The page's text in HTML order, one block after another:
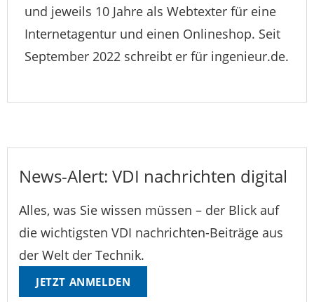
und jeweils 10 Jahre als Webtexter für eine
Internetagentur und einen Onlineshop. Seit
September 2022 schreibt er für ingenieur.de.
News-Alert: VDI nachrichten digital
Alles, was Sie wissen müssen – der Blick auf
die wichtigsten VDI nachrichten-Beiträge aus
der Welt der Technik.
JETZT ANMELDEN